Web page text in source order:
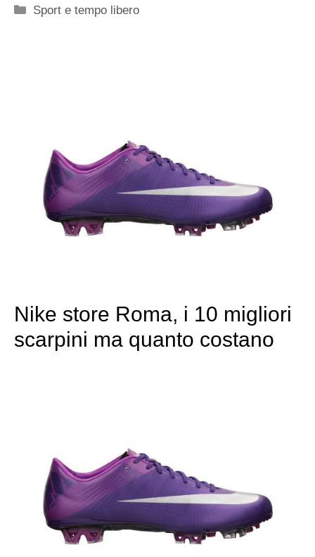
Categorie
Sport e tempo libero
Nike store Roma, i 10 migliori
scarpini ma quanto costano